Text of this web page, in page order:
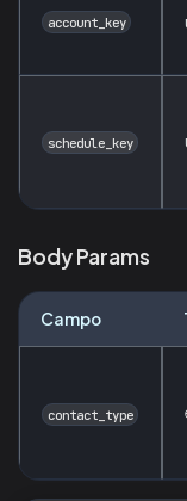
account_key
schedule_key
Body Params
Campo
contact_type